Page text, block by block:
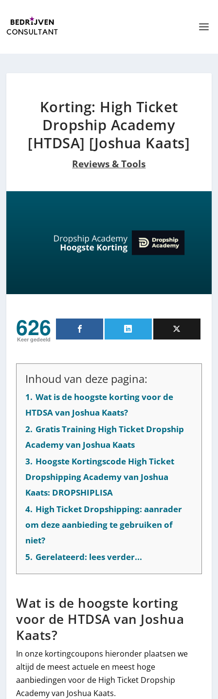
Korting: High Ticket
Dropship Academy
[HTDSA] [Joshua Kaats]
Reviews & Tools
626
Keer gedeeld
Inhoud van deze pagina:
1. Wat is de hoogste korting voor de
HTDSA van Joshua Kaats?
2. Gratis Training High Ticket Dropship
Academy van Joshua Kaats
3. Hoogste Kortingscode High Ticket
Dropshipping Academy van Joshua
Kaats: DROPSHIPLISA
4. High Ticket Dropshipping: aanrader
om deze aanbieding te gebruiken of
niet?
5. Gerelateerd: lees verder...
Wat is de hoogste korting
voor de HTDSA van Joshua
Kaats?
In onze kortingcoupons hieronder plaatsen we
altijd de meest actuele en meest hoge
aanbiedingen voor de High Ticket Dropship
Academy van Joshua Kaats.